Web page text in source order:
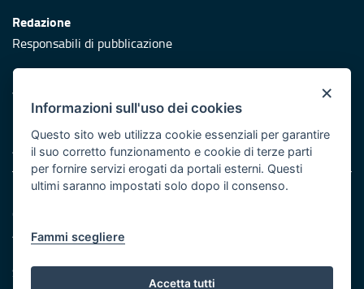
Redazione
Responsabili di pubblicazione
Protezione civile
Vai al sito di Protezione Civile Puglia
Iniziativa finanziata con risorse del POR Puglia 2014/2020 -
Asse XI
Note legali
Cookie e privacy
Atti di notifica
Servizi Intranet
×
Informazioni sull'uso dei cookies
Questo sito web utilizza cookie essenziali per garantire
il suo corretto funzionamento e cookie di terze parti
per fornire servizi erogati da portali esterni. Questi
ultimi saranno impostati solo dopo il consenso.
Fammi scegliere
Accetta tutti